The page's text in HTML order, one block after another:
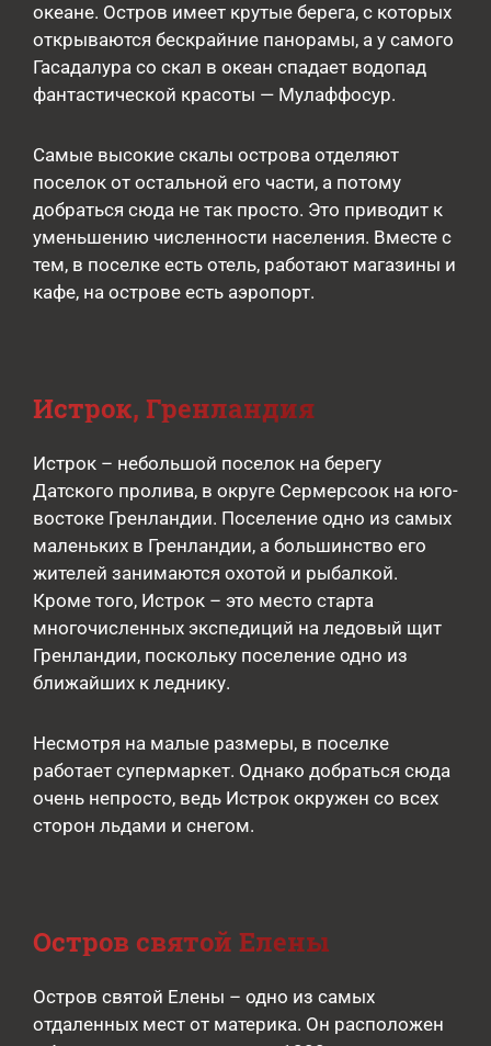
океане. Остров имеет крутые берега, с которых
открываются бескрайние панорамы, а у самого
Гасадалура со скал в океан спадает водопад
фантастической красоты — Мулаффосур.
Самые высокие скалы острова отделяют
поселок от остальной его части, а потому
добраться сюда не так просто. Это приводит к
уменьшению численности населения. Вместе с
тем, в поселке есть отель, работают магазины и
кафе, на острове есть аэропорт.
Истрок, Гренландия
Истрок – небольшой поселок на берегу
Датского пролива, в округе Сермерсоок на юго-
востоке Гренландии. Поселение одно из самых
маленьких в Гренландии, а большинство его
жителей занимаются охотой и рыбалкой.
Кроме того, Истрок – это место старта
многочисленных экспедиций на ледовый щит
Гренландии, поскольку поселение одно из
ближайших к леднику.
Несмотря на малые размеры, в поселке
работает супермаркет. Однако добраться сюда
очень непросто, ведь Истрок окружен со всех
сторон льдами и снегом.
Остров святой Елены
Остров святой Елены – одно из самых
отдаленных мест от материка. Он расположен